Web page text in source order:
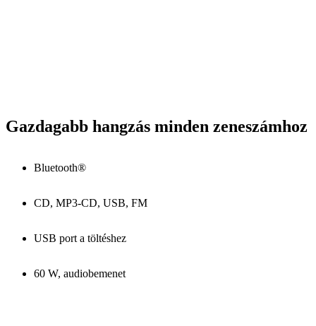
Gazdagabb hangzás minden zeneszámhoz
Bluetooth®
CD, MP3-CD, USB, FM
USB port a töltéshez
60 W, audiobemenet